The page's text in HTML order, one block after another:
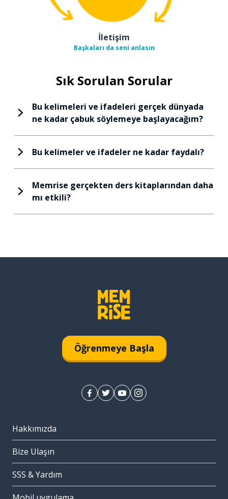
İletişim
Başkaları da seni anlasın
Sık Sorulan Sorular
Bu kelimeleri ve ifadeleri gerçek dünyada
ne kadar çabuk söylemeye başlayacağım?
Bu kelimeler ve ifadeler ne kadar faydalı?
Memrise gerçekten ders kitaplarından daha
mı etkili?
Öğrenmeye Başla
Hakkımızda
Bize Ulaşın
SSS & Yardım